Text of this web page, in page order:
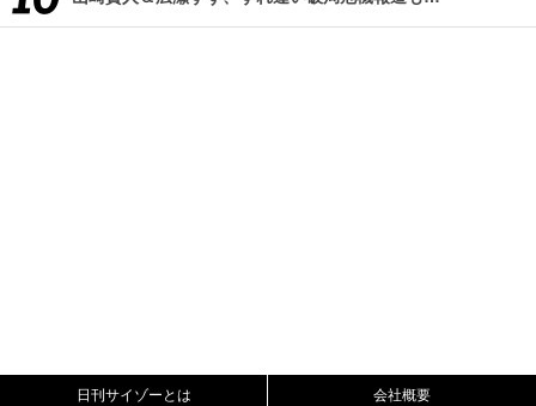
日刊サイゾーとは 会社概要